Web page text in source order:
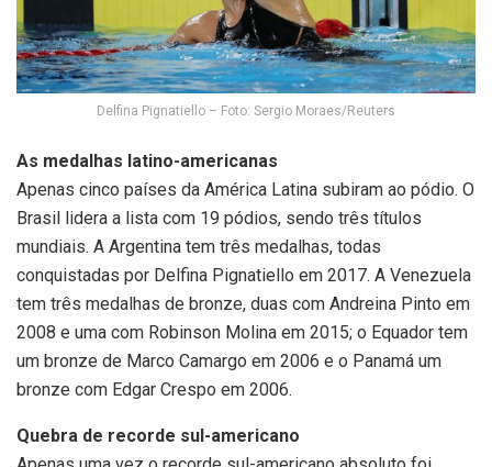
Delfina Pignatiello – Foto: Sergio Moraes/Reuters
As medalhas latino-americanas
Apenas cinco países da América Latina subiram ao pódio. O
Brasil lidera a lista com 19 pódios, sendo três títulos
mundiais. A Argentina tem três medalhas, todas
conquistadas por Delfina Pignatiello em 2017. A Venezuela
tem três medalhas de bronze, duas com Andreina Pinto em
2008 e uma com Robinson Molina em 2015; o Equador tem
um bronze de Marco Camargo em 2006 e o Panamá um
bronze com Edgar Crespo em 2006.
Quebra de recorde sul-americano